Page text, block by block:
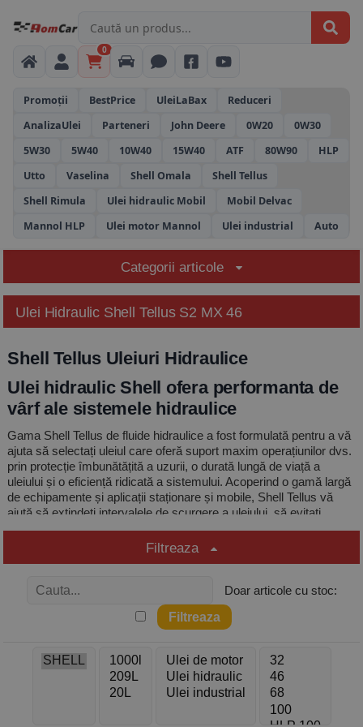
0
Promoții BestPrice UleiLaBax
Reduceri
AnalizaUlei
Parteneri John Deere 0W20
0W30
5W30
5W40 10W40 15W40 ATF 80W90
HLP
Utto
Vaselina Shell Omala
Shell Tellus
Shell Rimula
Ulei hidraulic Mobil
Mobil Delvac
Mannol HLP
Ulei motor Mannol Ulei industrial Auto
Categorii articole
Ulei Hidraulic Shell Tellus S2 MX 46
Shell Tellus Uleiuri Hidraulice
Ulei hidraulic Shell ofera performanta de
vârf ale sistemele hidraulice
Gama Shell Tellus de fluide hidraulice a fost formulată pentru a vă
ajuta să selectați uleiul care oferă suport maxim operațiunilor dvs.
prin protecție îmbunătățită a uzurii, o durată lungă de viață a
uleiului și o eficiență ridicată a sistemului. Acoperind o gamă largă
de echipamente și aplicații staționare și mobile, Shell Tellus vă
ajută să extindeți intervalele de scurgere a uleiului, să evitați
perioadele de nefuncționare neplanificate și să oferiți un control
De la dublarea duratei de viață a uleiului până la îmbunătățirea
eficienței sistemului, gama Shell Tellus de uleiuri hidraulice face
posibil acest lucru, reducând în același timp costurile de
Mențineți echipamentul în funcțiune mai mult timp fără întrerupere.
Durata prelungită de ulei crește intervalele de scurgere a uleiului
pentru a îmbunătăți eficiența operațiunilor.
Filtreaza
Doar articole cu stoc: